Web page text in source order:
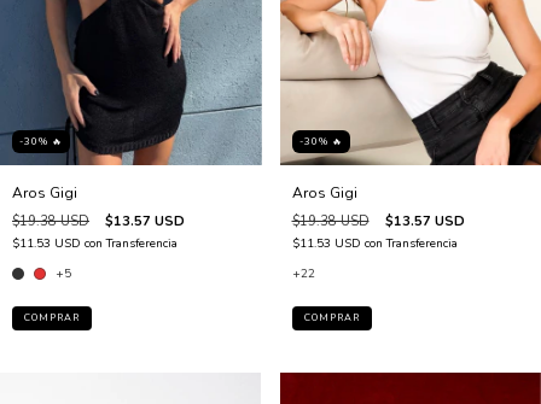
-30% 🔥
Aros Gigi
$19.38 USD $13.57 USD
$11.53 USD con Transferencia
+5
COMPRAR
-30% 🔥
Aros Gigi
$19.38 USD $13.57 USD
$11.53 USD con Transferencia
+22
COMPRAR